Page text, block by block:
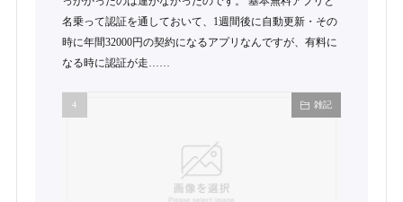
名乗って認証を通しておいて、1週間後に自動更新・その
時に年間32000円の契約になるアプリなんですが、有料に
なる時に認証が走……
雑記